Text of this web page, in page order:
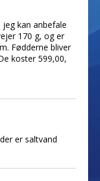
kan anbefale
170 g, og er
Fødderne bliver
koster 599,00,
er saltvand